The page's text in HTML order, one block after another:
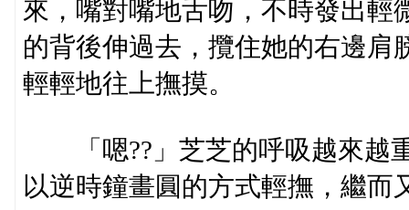
來，嘴對嘴地舌吻，不時發出輕
的背後伸過去，攬住她的右邊肩
輕輕地往上撫摸。
「嗯??」芝芝的呼吸越來越
以逆時鐘畫圓的方式輕撫，繼